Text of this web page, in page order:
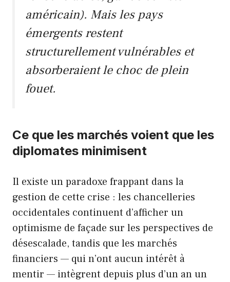
américain). Mais les pays
émergents restent
structurellement vulnérables et
absorberaient le choc de plein
fouet.
Ce que les marchés voient que les
diplomates minimisent
Il existe un paradoxe frappant dans la
gestion de cette crise : les chancelleries
occidentales continuent d’afficher un
optimisme de façade sur les perspectives de
désescalade, tandis que les marchés
financiers — qui n’ont aucun intérêt à
mentir — intègrent depuis plus d’un an un